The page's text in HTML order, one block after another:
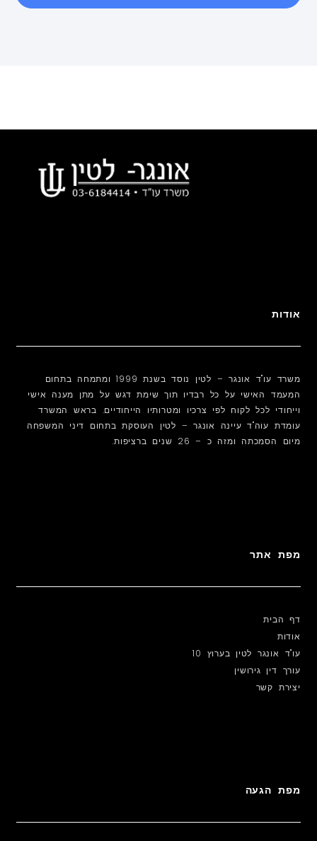
אודות
משרד עו"ד אונגר – לטין נוסד בשנת 1999 ומתמחה בתחום
המעמד האישי על כל רבדיו תוך שימת דגש על מתן מענה אישי
וייחודי לכל לקוח לפי צרכיו ומטרותיו הייחודיים. בראש המשרד
עומדת עוה"ד עיינה אונגר – לטין העוסקת בתחום דיני המשפחה
מיום הסמכתה ומזה כ – 26 שנים ברציפות.
מפת אתר
דף הבית
אודות
עו"ד אונגר לטין בערוץ 10
עורך דין גירושין
יצירת קשר
מפת הגעה